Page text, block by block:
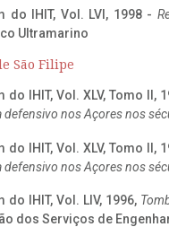
do IHIT, Vol. LVI, 1998 -
Ultramarino
São Filipe
do IHIT, Vol. XLV, Tomo II,
defensivo nos Açores nos
do IHIT, Vol. XLV, Tomo II,
defensivo nos Açores nos
do IHIT, Vol. LIV, 1996,
dos Serviços de